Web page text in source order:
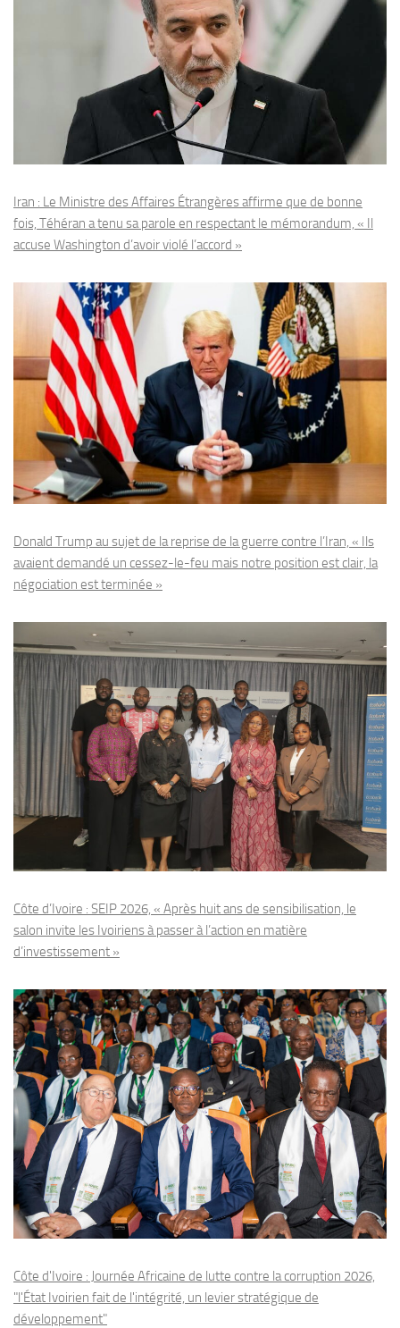
Iran : Le Ministre des Affaires Étrangères affirme que de bonne
fois, Téhéran a tenu sa parole en respectant le mémorandum, « Il
accuse Washington d’avoir violé l’accord »
Donald Trump au sujet de la reprise de la guerre contre l’Iran, « Ils
avaient demandé un cessez-le-feu mais notre position est clair, la
négociation est terminée »
Côte d’Ivoire : SEIP 2026, « Après huit ans de sensibilisation, le
salon invite les Ivoiriens à passer à l’action en matière
d’investissement »
Côte d'Ivoire : Journée Africaine de lutte contre la corruption 2026,
"l'État Ivoirien fait de l'intégrité, un levier stratégique de
développement"